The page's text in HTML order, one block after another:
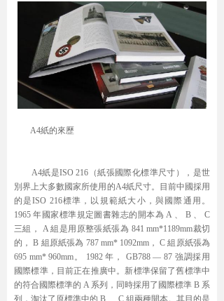
A4紙的來歷
A4紙是ISO 216（紙張國際化標準尺寸），是世
別界上大多數國家所使用的A4紙尺寸。目前中國採用
的是ISO 216標準，以規範紙大小，與國際通用。
1965 年國家標準規定圖書雜志的開本為 A 、 B 、 C
三組， A 組是用原整張紙張為 841 mm*1189mm裁切
的， B 組原紙張為 787 mm* 1092mm， C 組原紙張為
695 mm* 960mm。 1982 年， GB788 — 87 強調採用
國際標準，目前正在推廣中。新標準保留了舊標準中
的符合國際標準的 A 系列，同時採用了國際標準 B 系
列，淘汰了原標準中的 B 、 C 組兩種開本。其目的是